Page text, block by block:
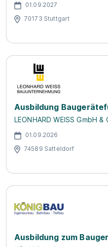
01.09.2027
70173 Stuttgart
Ausbildung
LEONHARD WEISS GmbH &
01.09.2026
74589 Satteldorf
Ausbildung zum